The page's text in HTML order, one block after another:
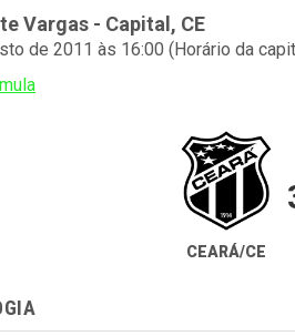
Vargas - Capital, CE
de 2011 às 16:00 (Horário da
CEARÁ/CE